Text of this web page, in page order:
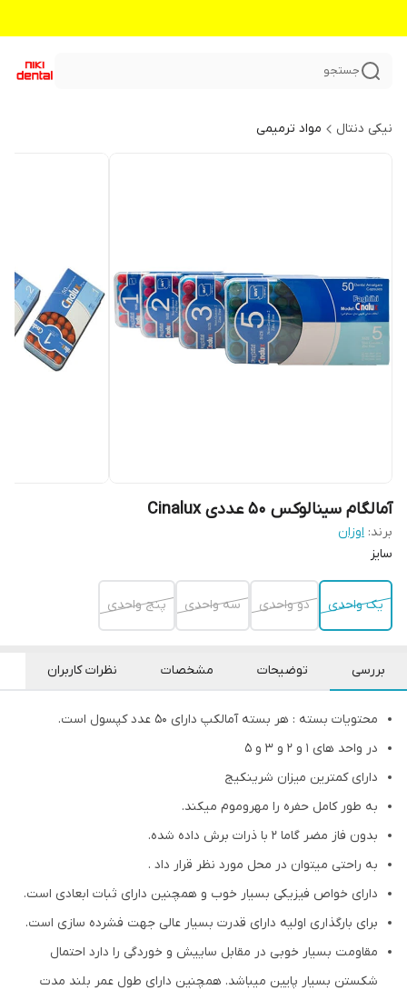
جستجو
نیکی دنتال مواد ترمیمی
آمالگام سینالوکس ۵۰ عددی Cinalux
برند: اوزان
سایز
یک واحدی دو واحدی سه واحدی پنج واحدی
بررسی توضیحات مشخصات نظرات کاربران
محتویات بسته : هر بسته آمالکپ دارای 50 عدد کپسول است.
در واحد های 1 و 2 و 3 و 5
دارای کمترین میزان شرینکیج
به طور کامل حفره را مهروموم میکند.
بدون فاز مضر گاما 2 با ذرات برش داده شده.
به راحتی میتوان در محل مورد نظر قرار داد .
دارای خواص فیزیکی بسیار خوب و همچنین دارای ثبات ابعادی است.
برای بارگذاری اولیه دارای قدرت بسیار عالی جهت فشرده سازی است.
مقاومت بسیار خوبی در مقابل ساییش و خوردگی را دارد احتمال
شکستن بسیار پایین میباشد. همچنین دارای طول عمر بلند مدت